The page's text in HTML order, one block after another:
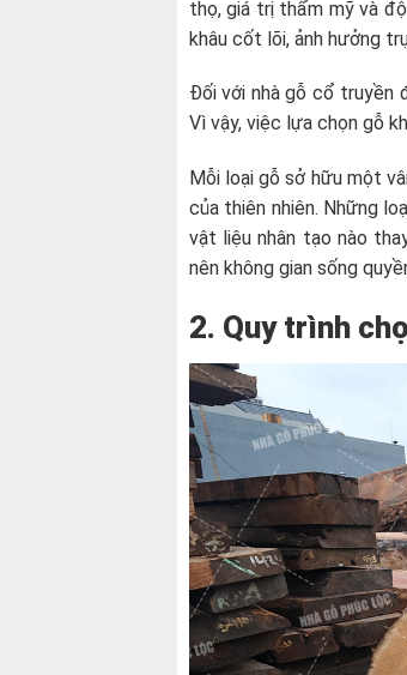
thọ, giá trị thẩm mỹ và
khâu cốt lõi, ảnh hưởng
Đối với nhà gỗ cổ truyền
Vì vậy, việc lựa chọn gỗ
Mỗi loại gỗ sở hữu một
của thiên nhiên. Những
vật liệu nhân tạo nào
nên không gian sống
2. Quy trình